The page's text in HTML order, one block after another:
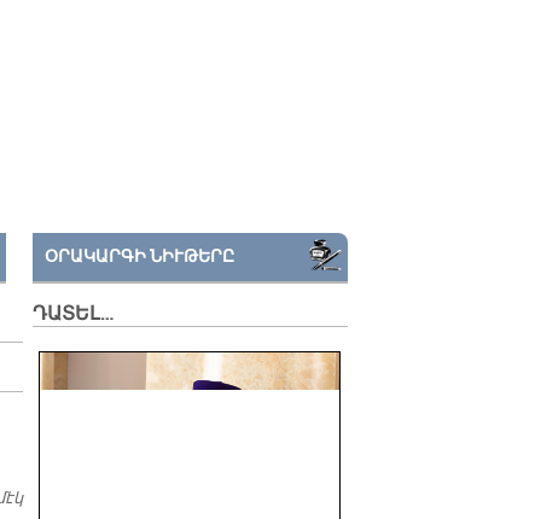
ՕՐԱԿԱՐԳԻ ՆԻՒԹԵՐԸ
ԴԱՏԵԼ…